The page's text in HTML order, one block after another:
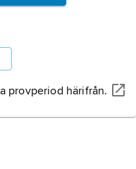
provperiod härifrån.